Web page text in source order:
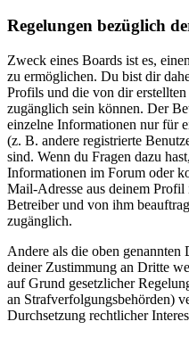
Regelungen bezüglich
Zweck eines Boards ist es,
zu ermöglichen. Du bist dir
Profils und die von dir
zugänglich sein können. Der
einzelne Informationen nur für
(z. B. andere registrierte
sind. Wenn du Fragen dazu
Informationen im Forum oder
Mail-Adresse aus deinem
Betreiber und von ihm
zugänglich.
Andere als die oben
deiner Zustimmung an Dritte
auf Grund gesetzlicher
an Strafverfolgungsbehörden)
Durchsetzung rechtlicher